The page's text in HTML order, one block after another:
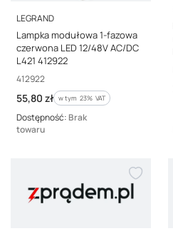
PRODUCENT
LEGRAND
Lampka modułowa 1-fazowa
czerwona LED 12/48V AC/DC
L421 412922
Kod producenta
412922
Cena brutto
55,80 zł w tym %s VAT
w tym 23% VAT
Dostępność: Brak
towaru